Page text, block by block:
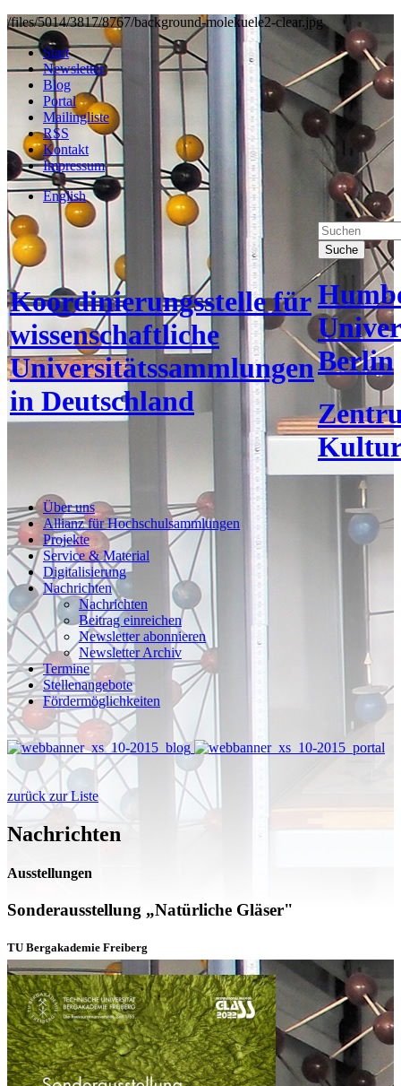
/files/5014/3817/8767/background-molekuele2-clear.jpg
Start
Newsletter
Blog
Portal
Mailingliste
RSS
Kontakt
Impressum
English
Koordinierungsstelle für
wissenschaftliche
Universitätssammlungen
in Deutschland
Suche
Berlin
Über uns
Allianz für Hochschulsammlungen
Projekte
Service & Material
Digitalisierung
Nachrichten
Nachrichten
Beitrag einreichen
Newsletter abonnieren
Newsletter Archiv
Termine
Stellenangebote
Fördermöglichkeiten
zurück zur Liste
Nachrichten
Ausstellungen
Sonderausstellung „Natürliche Gläser"
TU Bergakademie Freiberg